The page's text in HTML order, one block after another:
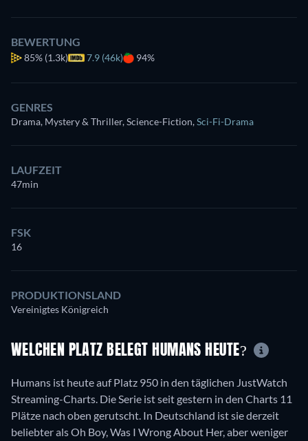
BEWERTUNG
85% (1.3k) 7.9 (46k) 94%
GENRES
Drama, Mystery & Thriller, Science-Fiction,Sci-Fi-Drama
LAUFZEIT
47min
FSK
16
PRODUKTIONSLAND
Vereinigtes Königreich
WELCHEN PLATZ BELEGT HUMANS HEUTE?
Humans ist heute auf Platz 950 in den täglichen JustWatch
Streaming-Charts. Die Serie ist seit gestern in den Charts 11
Plätze nach oben gerutscht. In Deutschland ist sie derzeit
beliebter als Oh Boy, Was I Wrong About Her, aber weniger